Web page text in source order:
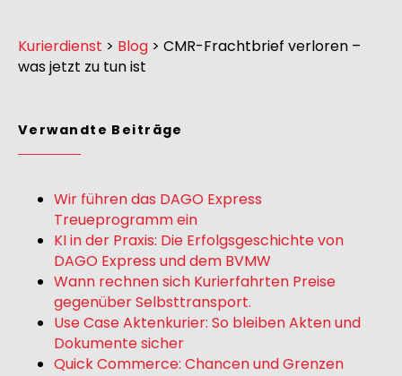
Kurierdienst > Blog > CMR-Frachtbrief verloren –
was jetzt zu tun ist
Verwandte Beiträge
Wir führen das DAGO Express
Treueprogramm ein
KI in der Praxis: Die Erfolgsgeschichte von
DAGO Express und dem BVMW
Wann rechnen sich Kurierfahrten Preise
gegenüber Selbsttransport.
Use Case Aktenkurier: So bleiben Akten und
Dokumente sicher
Quick Commerce: Chancen und Grenzen